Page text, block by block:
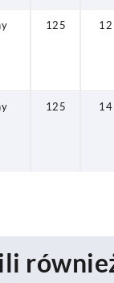
125 12
125 14